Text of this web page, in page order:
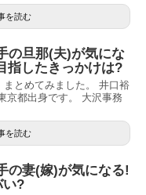
を読む
の旦那(夫)が気にな
指したきっかけは?
とめてみました。 井口裕
京都出身です。 大沢事務
を読む
の妻(嫁)が気になる!
い?